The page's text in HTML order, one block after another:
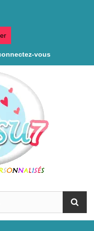
vous